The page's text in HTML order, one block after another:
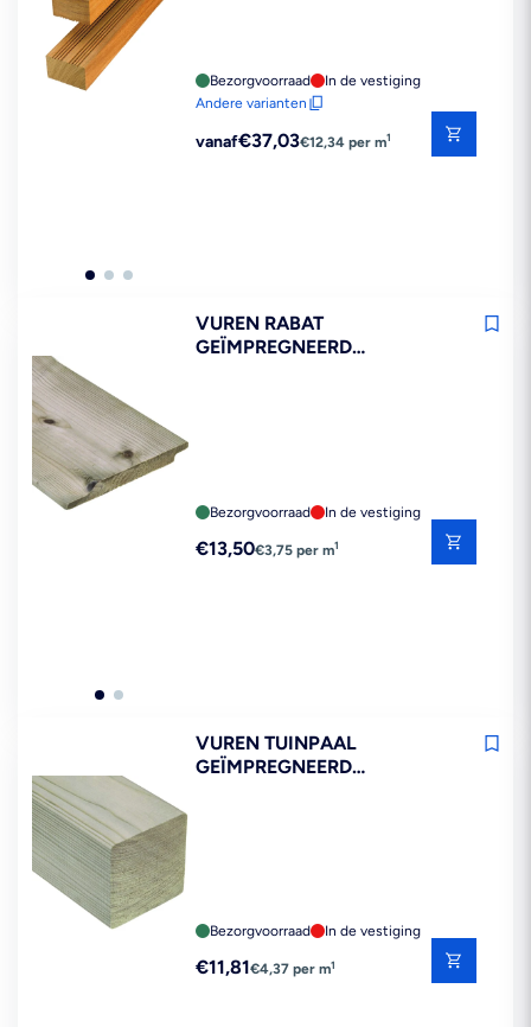
Bezorgvoorraad
In de vestiging
Andere varianten
Reguliere
vanaf€37,03€12,34 per m1
VUREN RABAT
GEÏMPREGNEERD
Bezorgvoorraad In de vestiging
Reguliere
€13,50€3,75 per m1
VUREN TUINPAAL
GEÏMPREGNEERD
Bezorgvoorraad In de vestiging
Reguliere
€11,81€4,37 per m1